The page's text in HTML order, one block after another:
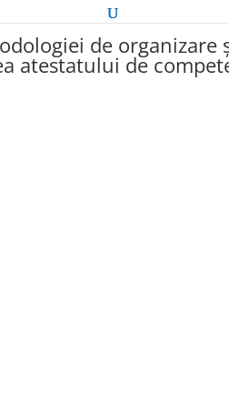
de organizare
atestatului de